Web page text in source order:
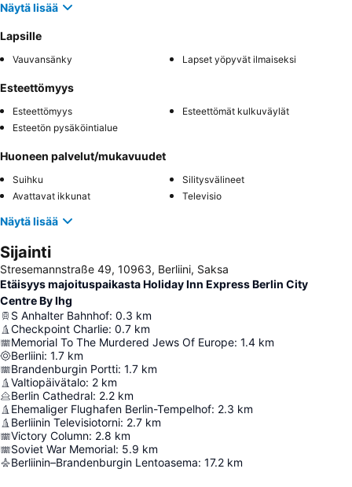
Näytä lisää
Lapsille
Vauvansänky Lapset yöpyvät ilmaiseksi
Esteettömyys
Esteettömyys
Esteettömät kulkuväylät
Esteetön pysäköintialue
Huoneen palvelut/mukavuudet
Suihku
Silitysvälineet
Avattavat ikkunat
Televisio
Näytä lisää
Sijainti
Stresemannstraße 49, 10963, Berliini, Saksa
Etäisyys majoituspaikasta Holiday Inn Express Berlin City
Centre By Ihg
S Anhalter Bahnhof: 0.3 km
Checkpoint Charlie: 0.7 km
Memorial To The Murdered Jews Of Europe: 1.4 km
Berliini: 1.7 km
Brandenburgin Portti: 1.7 km
Valtiopäivätalo: 2 km
Berlin Cathedral: 2.2 km
Ehemaliger Flughafen Berlin-Tempelhof: 2.3 km
Berliinin Televisiotorni: 2.7 km
Victory Column: 2.8 km
Soviet War Memorial: 5.9 km
Berliinin–Brandenburgin Lentoasema: 17.2 km